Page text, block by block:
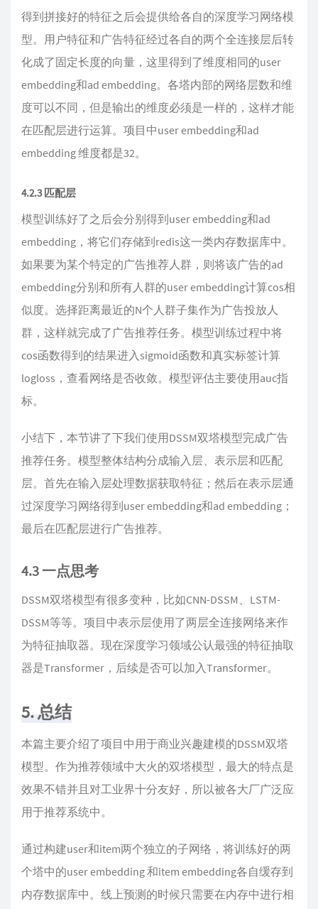
得到拼接好的特征之后会提供给各自的深度学习网络模
型。用户特征和广告特征经过各自的两个全连接层后转
化成了固定长度的向量，这里得到了维度相同的user
embedding和ad embedding。各塔内部的网络层数和维
度可以不同，但是输出的维度必须是一样的，这样才能
在匹配层进行运算。项目中user embedding和ad
embedding 维度都是32。
4.2.3 匹配层
模型训练好了之后会分别得到user embedding和ad
embedding，将它们存储到redis这一类内存数据库中。
如果要为某个特定的广告推荐人群，则将该广告的ad
embedding分别和所有人群的user embedding计算cos相
似度。选择距离最近的N个人群子集作为广告投放人
群，这样就完成了广告推荐任务。模型训练过程中将
cos函数得到的结果进入sigmoid函数和真实标签计算
logloss，查看网络是否收敛。模型评估主要使用auc指
标。
小结下，本节讲了下我们使用DSSM双塔模型完成广告
推荐任务。模型整体结构分成输入层、表示层和匹配
层。首先在输入层处理数据获取特征；然后在表示层通
过深度学习网络得到user embedding和ad embedding；
最后在匹配层进行广告推荐。
4.3 一点思考
DSSM双塔模型有很多变种，比如CNN-DSSM、LSTM-
DSSM等等。项目中表示层使用了两层全连接网络来作
为特征抽取器。现在深度学习领域公认最强的特征抽取
器是Transformer，后续是否可以加入Transformer。
5. 总结
本篇主要介绍了项目中用于商业兴趣建模的DSSM双塔
模型。作为推荐领域中大火的双塔模型，最大的特点是
效果不错并且对工业界十分友好，所以被各大厂广泛应
用于推荐系统中。
通过构建user和item两个独立的子网络，将训练好的两
个塔中的user embedding 和item embedding各自缓存到
内存数据库中。线上预测的时候只需要在内存中进行相